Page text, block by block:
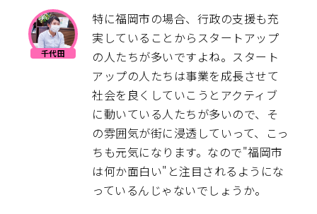
特に福岡市の場合、行政の支援も充
実していることからスタートアップ
の人たちが多いですよね。スタート
アップの人たちは事業を成長させて
社会を良くしていこうとアクティブ
に動いている人たちが多いので、そ
の雰囲気が街に浸透していって、こっ
ちも元気になります。なので"福岡市
は何か面白い"と注目されるようにな
っているんじゃないでしょうか。